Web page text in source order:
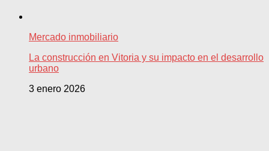
Mercado inmobiliario
La construcción en Vitoria y su impacto en el desarrollo
urbano
3 enero 2026